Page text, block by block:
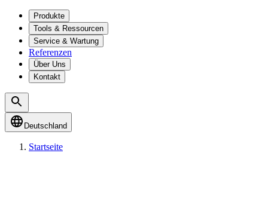
Produkte
Tools & Ressourcen
Service & Wartung
Referenzen
Über Uns
Kontakt
Deutschland
Startseite